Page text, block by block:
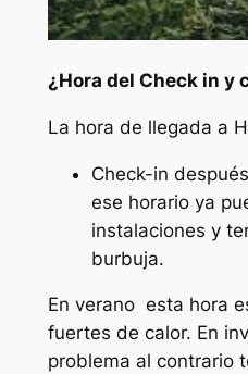
¿Hora del Check in y
La hora de llegada a
Check-in
ese horario ya
instalaciones y
burbuja.
En verano esta hora
fuertes de calor. En
problema al contrario